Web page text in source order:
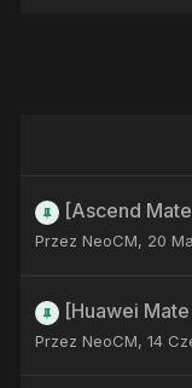
[Ascend
Przez NeoCM, 20
[Huawei
Przez NeoCM, 14